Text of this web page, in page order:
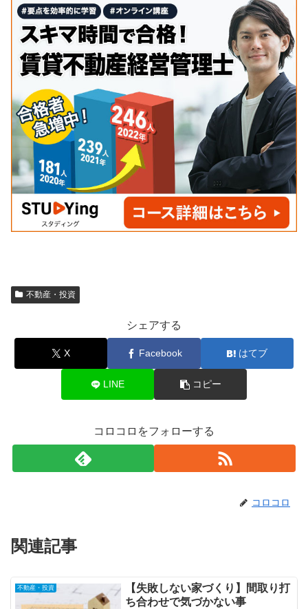
不動産・投資
シェアする
X Facebook はてブ
LINE コピー
コロコロをフォローする
コロコロ
関連記事
不動産・投資
【失敗しない家づくり】間取り打
ち合わせで気づかない事